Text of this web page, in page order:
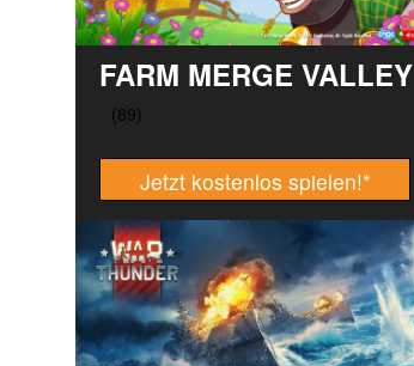
FARM MERGE VALLEY
Jetzt kostenlos spielen!*